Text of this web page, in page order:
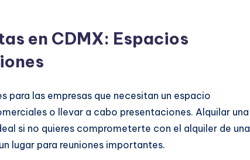
en CDMX: Espacios
para las empresas que necesitan un espacio
o llevar a cabo presentaciones. Alquilar una
si no quieres comprometerte con el alquiler de una
lugar para reuniones importantes.